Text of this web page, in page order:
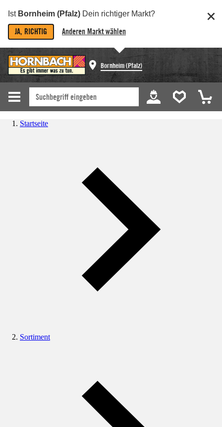
Ist Bornheim (Pfalz) Dein richtiger Markt?
JA, RICHTIG Anderen Markt wählen
Bornheim (Pfalz)
Startseite
Sortiment